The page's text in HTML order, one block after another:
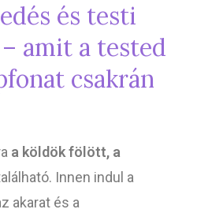
és testi
amit a tested
csakrán
a köldök fölött, a
Innen indul a
akarat és a